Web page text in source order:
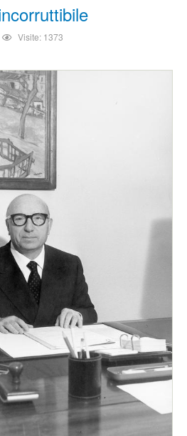
Visite: 1373